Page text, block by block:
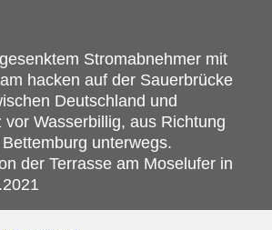
Stromabnehmer mit
hacken auf der Sauerbrücke
Deutschland und
vor Wasserbillig, aus Richtung
unterwegs.
der Terrasse am Moselufer in